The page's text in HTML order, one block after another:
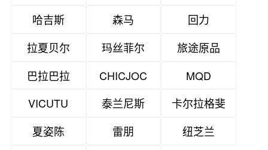
哈吉斯
森马
回力
拉夏贝尔
玛丝菲尔
旅途原品
巴拉巴拉
CHICJOC
MQD
VICUTU
泰兰尼斯
卡尔拉格斐
夏姿陈
雷朋
纽芝兰